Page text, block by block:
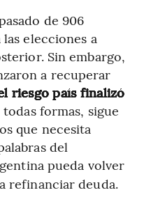
de 906
elecciones a
Sin embargo,
a recuperar
riesgo país finalizó
todas formas, sigue
que necesita
del
pueda volver
refinanciar deuda.